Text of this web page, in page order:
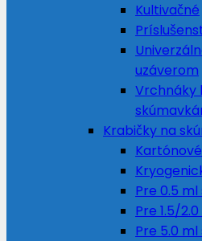
Kultivačné
uzáverom
Vrchnáky
Krabičky na
Kartónové
Pre 0.5
Pre 1.5/
Pre 5.0